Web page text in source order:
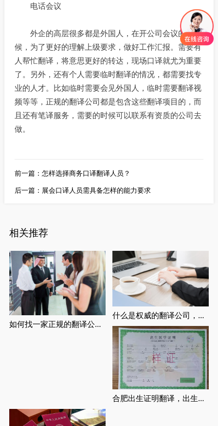
电话会议
外企的高层很多都是外国人，在开公司会议的时
候，为了更好的理解上级要求，做好工作汇报。需要有
人帮忙翻译，将意思更好的转达，现场口译就尤为重要
了。另外，还有个人需要临时翻译的情况，都需要找专
业的人才。比如临时需要会见外国人，临时需要翻译视
频等等，正规的翻译公司都是包含这些翻译项目的，而
且还有笔译服务，需要的时候可以联系有资质的公司去
做。
前一篇：怎样选择商务口译翻译人员？
后一篇： 展会口译人员需具备怎样的能力要求
相关推荐
如何找一家正规的翻译公司，找正规翻译公司有哪些要求
什么是权威的翻译公司，正规翻译公司介绍
合肥出生证明翻译，出生证明翻译认证流程